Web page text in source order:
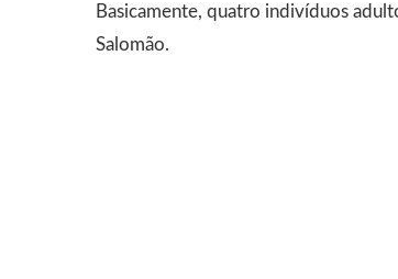
Basicamente, quatro indivíduos
Salomão.